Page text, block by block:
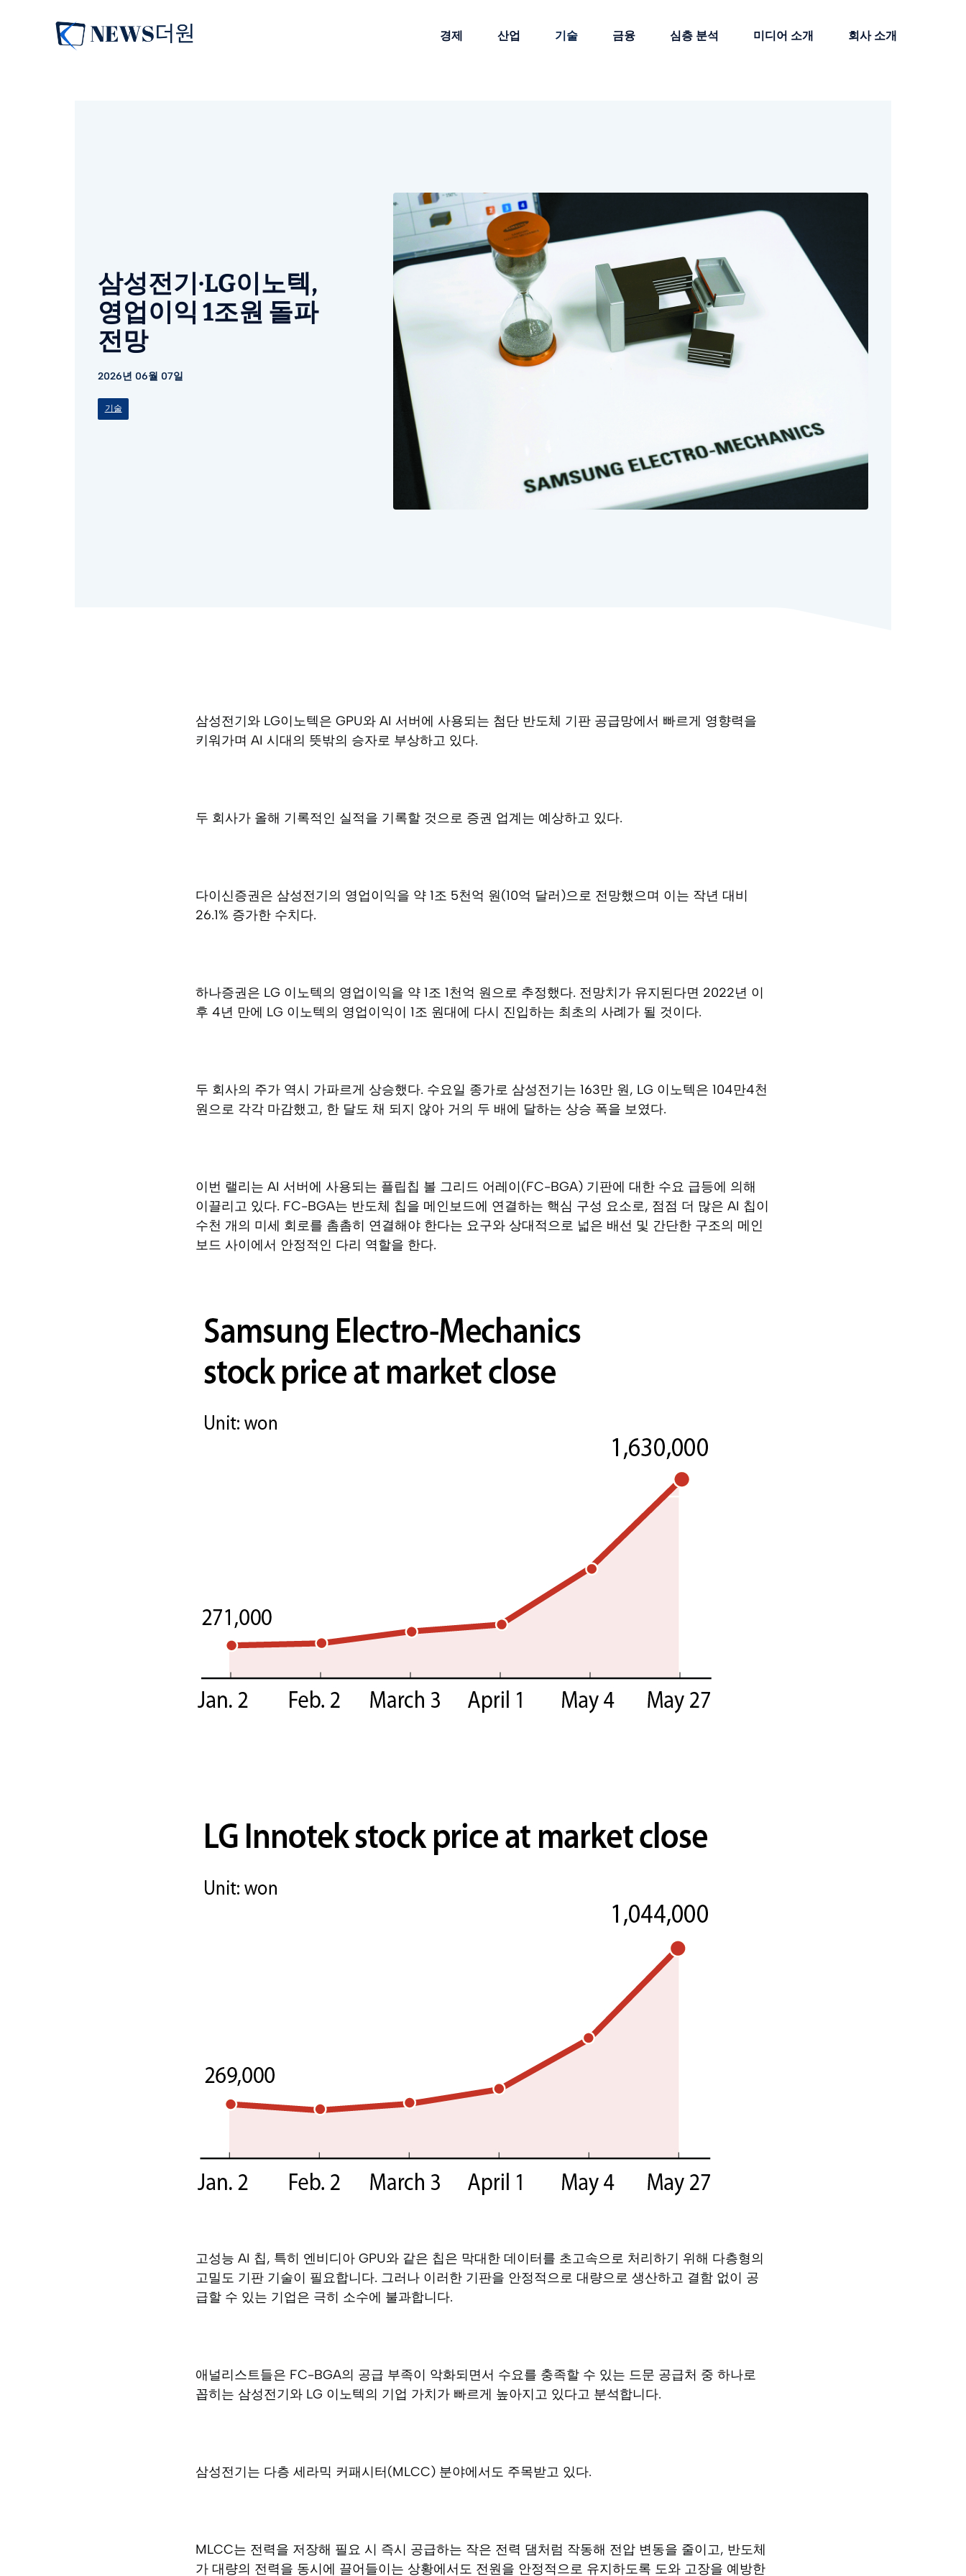
경제 산업 기술 금융 심층 분석 미디어 소개 회사 소개
삼성전기·LG이노텍,
영업이익 1조원 돌파
전망
2026년 06월 07일
기술
삼성전기와 LG이노텍은 GPU와 AI 서버에 사용되는 첨단 반도체 기판 공급망에서 빠르게 영향력을
키워가며 AI 시대의 뜻밖의 승자로 부상하고 있다.
두 회사가 올해 기록적인 실적을 기록할 것으로 증권 업계는 예상하고 있다.
다이신증권은 삼성전기의 영업이익을 약 1조 5천억 원(10억 달러)으로 전망했으며 이는 작년 대비
26.1% 증가한 수치다.
하나증권은 LG 이노텍의 영업이익을 약 1조 1천억 원으로 추정했다. 전망치가 유지된다면 2022년 이
후 4년 만에 LG 이노텍의 영업이익이 1조 원대에 다시 진입하는 최초의 사례가 될 것이다.
두 회사의 주가 역시 가파르게 상승했다. 수요일 종가로 삼성전기는 163만 원, LG 이노텍은 104만4천
원으로 각각 마감했고, 한 달도 채 되지 않아 거의 두 배에 달하는 상승 폭을 보였다.
이번 랠리는 AI 서버에 사용되는 플립칩 볼 그리드 어레이(FC-BGA) 기판에 대한 수요 급등에 의해
이끌리고 있다. FC-BGA는 반도체 칩을 메인보드에 연결하는 핵심 구성 요소로, 점점 더 많은 AI 칩이
수천 개의 미세 회로를 촘촘히 연결해야 한다는 요구와 상대적으로 넓은 배선 및 간단한 구조의 메인
보드 사이에서 안정적인 다리 역할을 한다.
고성능 AI 칩, 특히 엔비디아 GPU와 같은 칩은 막대한 데이터를 초고속으로 처리하기 위해 다층형의
고밀도 기판 기술이 필요합니다. 그러나 이러한 기판을 안정적으로 대량으로 생산하고 결함 없이 공
급할 수 있는 기업은 극히 소수에 불과합니다.
애널리스트들은 FC-BGA의 공급 부족이 악화되면서 수요를 충족할 수 있는 드문 공급처 중 하나로
꼽히는 삼성전기와 LG 이노텍의 기업 가치가 빠르게 높아지고 있다고 분석합니다.
삼성전기는 다층 세라믹 커패시터(MLCC) 분야에서도 주목받고 있다.
MLCC는 전력을 저장해 필요 시 즉시 공급하는 작은 전력 댐처럼 작동해 전압 변동을 줄이고, 반도체
가 대량의 전력을 동시에 끌어들이는 상황에서도 전원을 안정적으로 유지하도록 도와 고장을 예방한